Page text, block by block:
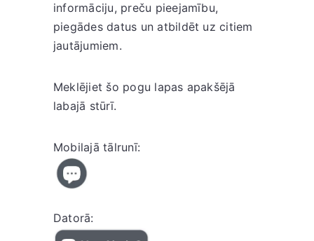
informāciju, preču pieejamību,
piegādes datus un atbildēt uz citiem
jautājumiem.
Meklējiet šo pogu lapas apakšējā
labajā stūrī.
Mobilajā tālrunī:
Datorā: